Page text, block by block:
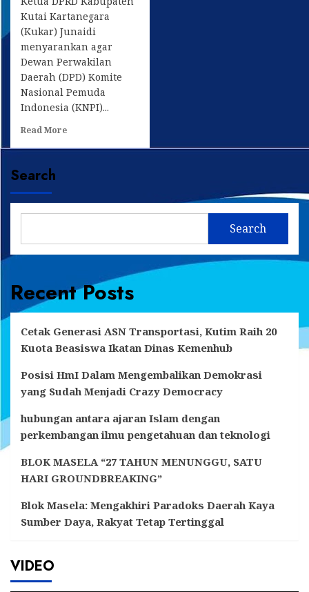
Kutai Kartanegara
(Kukar) Junaidi
menyarankan agar
Dewan Perwakilan
Daerah (DPD) Komite
Nasional Pemuda
Indonesia (KNPI)...
Read MoreRead
KNPI
Debat
Search
Search
Recent Posts
Cetak Generasi ASN Transportasi, Kutim Raih 20
Kuota Beasiswa Ikatan Dinas Kemenhub
Posisi HmI Dalam Mengembalikan Demokrasi
yang Sudah Menjadi Crazy Democracy
hubungan antara ajaran Islam dengan
perkembangan ilmu pengetahuan dan teknologi
BLOK MASELA “27 TAHUN MENUNGGU, SATU
HARI GROUNDBREAKING”
Blok Masela: Mengakhiri Paradoks Daerah Kaya
Sumber Daya, Rakyat Tetap Tertinggal
VIDEO